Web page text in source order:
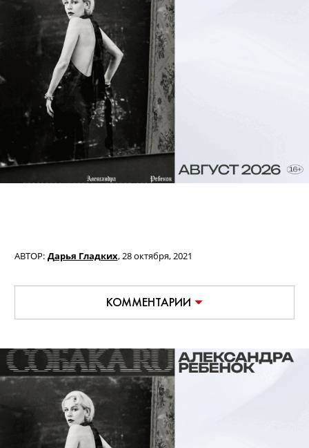
АВТОР: Дарья Гладких,28 октября, 2021
КОММЕНТАРИИ